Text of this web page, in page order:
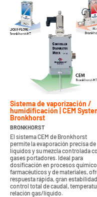
Sistema de vaporización /
humidificación | CEM
Bronkhorst
BRONKHORST
El sistema CEM de Bronkhorst
permite la evaporación precisa de
líquidos y su mezcla controlada
gases portadores. Ideal para
dosificación en procesos
farmacéuticos y de materiales,
respuesta rápida, gran
control total de caudal,
relación gas/líquido.